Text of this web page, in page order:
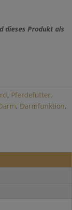
dieses Produkt als
, Pferdefutter,
, Darmfunktion,